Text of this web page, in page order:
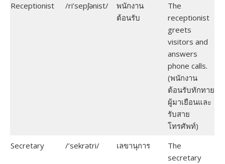
Receptionist
/ri’sepʃənist/
พนักงาน
ต้อนรับ
The
receptionist
greets
visitors and
answers
phone calls.
(พนักงาน
ต้อนรับทักทาย
ผู้มาเยือนและ
รับสาย
โทรศัพท์)
Secretary
/’sekrətri/ เลขานุการ
The
secretary